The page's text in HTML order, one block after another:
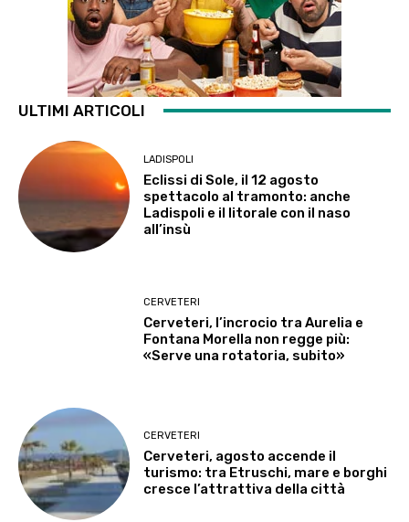
ULTIMI ARTICOLI
LADISPOLI
Eclissi di Sole, il 12 agosto
spettacolo al tramonto: anche
Ladispoli e il litorale con il naso
all’insù
CERVETERI
Cerveteri, l’incrocio tra Aurelia e
Fontana Morella non regge più:
«Serve una rotatoria, subito»
CERVETERI
Cerveteri, agosto accende il
turismo: tra Etruschi, mare e borghi
cresce l’attrattiva della città